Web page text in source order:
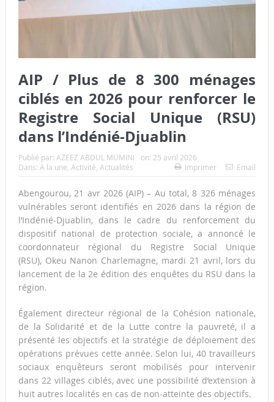
AIP / Plus de 8 300 ménages
ciblés en 2026 pour renforcer le
Registre Social Unique (RSU)
dans l’Indénié-Djuablin
Publié par: AZEEZ ABDUL MUMINI on: 25 avril 2026
Dans: A la une Activité Actualités Imprimer Email
Abengourou, 21 avr 2026 (AIP) – Au total, 8 326 ménages
vulnérables seront identifiés en 2026 dans la région de
l’Indénié-Djuablin, dans le cadre du renforcement du
dispositif national de protection sociale, a annoncé le
coordonnateur régional du Registre Social Unique
(RSU), Okeu Nanon Charlemagne, mardi 21 avril, lors du
lancement de la 2e édition des enquêtes du RSU dans la
région.
Également directeur régional de la Cohésion nationale,
de la Solidarité et de la Lutte contre la pauvreté, il a
présenté les objectifs et la stratégie de déploiement des
opérations prévues cette année. Selon lui, 40 travailleurs
sociaux enquêteurs seront mobilisés pour intervenir
dans 22 villages ciblés, avec une possibilité d’extension à
huit autres localités en cas de non-atteinte des objectifs.